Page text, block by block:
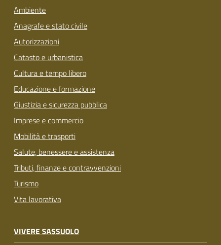
Ambiente
Anagrafe e stato civile
Autorizzazioni
Catasto e urbanistica
Cultura e tempo libero
Educazione e formazione
Giustizia e sicurezza pubblica
Imprese e commercio
Mobilità e trasporti
Salute, benessere e assistenza
Tributi, finanze e contravvenzioni
Turismo
Vita lavorativa
VIVERE SASSUOLO